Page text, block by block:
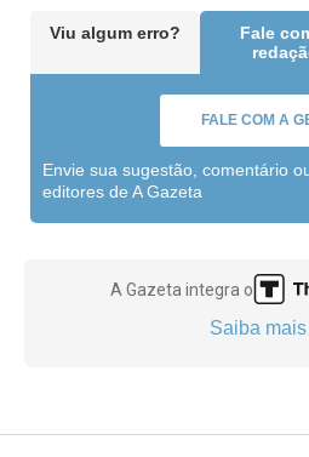
Viu algum erro?
Fale
FALE COM A
Envie sua sugestão, comentário
editores de A Gazeta
A Gazeta integra o
Saiba mais